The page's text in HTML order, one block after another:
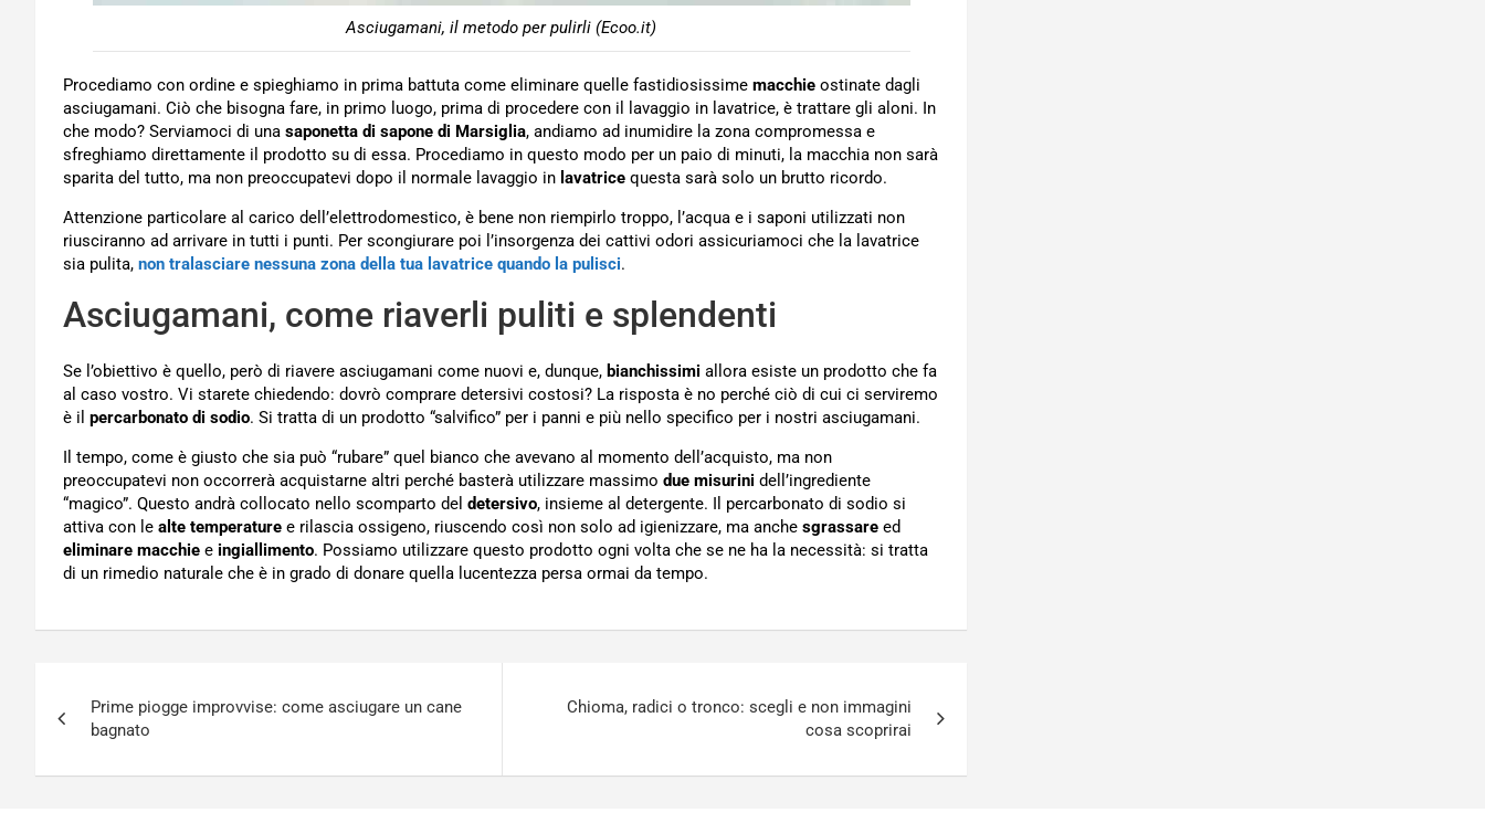
Asciugamani, il metodo per pulirli (Ecoo.it)
Procediamo con ordine e spieghiamo in prima battuta come eliminare quelle fastidiosissime macchie ostinate dagli
asciugamani. Ciò che bisogna fare, in primo luogo, prima di procedere con il lavaggio in lavatrice, è trattare gli aloni. In
che modo? Serviamoci di una saponetta di sapone di Marsiglia, andiamo ad inumidire la zona compromessa e
sfreghiamo direttamente il prodotto su di essa. Procediamo in questo modo per un paio di minuti, la macchia non sarà
sparita del tutto, ma non preoccupatevi dopo il normale lavaggio in lavatrice questa sarà solo un brutto ricordo.
Attenzione particolare al carico dell’elettrodomestico, è bene non riempirlo troppo, l’acqua e i saponi utilizzati non
riusciranno ad arrivare in tutti i punti. Per scongiurare poi l’insorgenza dei cattivi odori assicuriamoci che la lavatrice
sia pulita, non tralasciare nessuna zona della tua lavatrice quando la pulisci.
Asciugamani, come riaverli puliti e splendenti
Se l’obiettivo è quello, però di riavere asciugamani come nuovi e, dunque, bianchissimi allora esiste un prodotto che fa
al caso vostro. Vi starete chiedendo: dovrò comprare detersivi costosi? La risposta è no perché ciò di cui ci serviremo
è il percarbonato di sodio. Si tratta di un prodotto “salvifico” per i panni e più nello specifico per i nostri asciugamani.
Il tempo, come è giusto che sia può “rubare” quel bianco che avevano al momento dell’acquisto, ma non
preoccupatevi non occorrerà acquistarne altri perché basterà utilizzare massimo due misurini dell’ingrediente
“magico”. Questo andrà collocato nello scomparto del detersivo, insieme al detergente. Il percarbonato di sodio si
attiva con le alte temperature e rilascia ossigeno, riuscendo così non solo ad igienizzare, ma anche sgrassare ed
eliminare macchie e ingiallimento. Possiamo utilizzare questo prodotto ogni volta che se ne ha la necessità: si tratta
di un rimedio naturale che è in grado di donare quella lucentezza persa ormai da tempo.
articoli
Prime piogge improvvise: come asciugare un cane
bagnato
Chioma, radici o tronco: scegli e non immagini
cosa scoprirai